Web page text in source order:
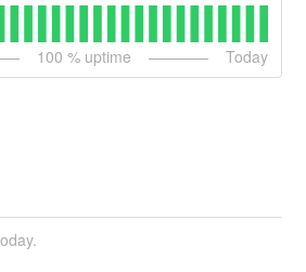
100 % uptime Today